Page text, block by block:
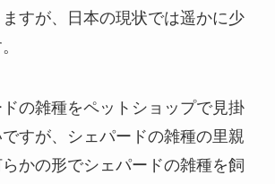
すが、日本の現状では遥かに少
の雑種をペットショップで見掛
すが、シェパードの雑種の里親
かの形でシェパードの雑種を飼